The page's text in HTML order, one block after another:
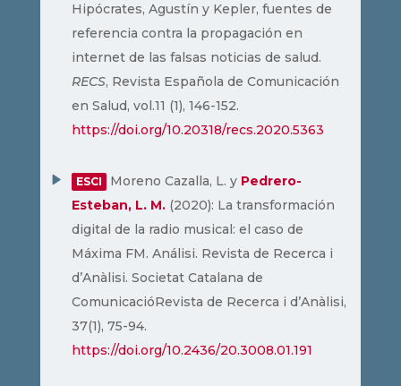
Hipócrates, Agustín y Kepler, fuentes de
referencia contra la propagación en
internet de las falsas noticias de salud.
RECS, Revista Española de Comunicación
en Salud, vol.11 (1), 146-152.
https://doi.org/10.20318/recs.2020.5363
ESCI Moreno Cazalla, L. y Pedrero-
Esteban, L. M.(2020): La transformación
digital de la radio musical: el caso de
Máxima FM. Análisi. Revista de Recerca i
d’Anàlisi. Societat Catalana de
ComunicacióRevista de Recerca i d’Anàlisi,
37(1), 75-94.
https://doi.org/10.2436/20.3008.01.191